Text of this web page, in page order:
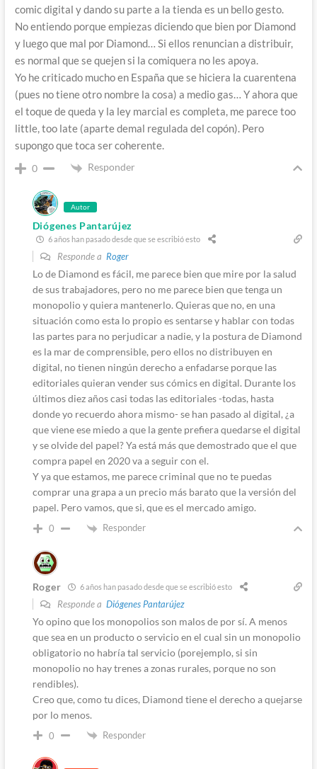
comic digital y dando su parte a la tienda es un bello gesto.
No entiendo porque empiezas diciendo que bien por Diamond
y luego que mal por Diamond… Si ellos renuncian a distribuir,
es normal que se quejen si la comiquera no les apoya.
Yo he criticado mucho en España que se hiciera la cuarentena
(pues no tiene otro nombre la cosa) a medio gas… Y ahora que
el toque de queda y la ley marcial es completa, me parece too
little, too late (aparte demal regulada del copón). Pero
supongo que toca ser coherente.
0 Responder
Autor
Diógenes Pantarújez
6 años han pasado desde que se escribió esto
Responde a Roger
Lo de Diamond es fácil, me parece bien que mire por la salud
de sus trabajadores, pero no me parece bien que tenga un
monopolio y quiera mantenerlo. Quieras que no, en una
situación como esta lo propio es sentarse y hablar con todas
las partes para no perjudicar a nadie, y la postura de Diamond
es la mar de comprensible, pero ellos no distribuyen en
digital, no tienen ningún derecho a enfadarse porque las
editoriales quieran vender sus cómics en digital. Durante los
últimos diez años casi todas las editoriales -todas, hasta
donde yo recuerdo ahora mismo- se han pasado al digital, ¿a
que viene ese miedo a que la gente prefiera quedarse el digital
y se olvide del papel? Ya está más que demostrado que el que
compra papel en 2020 va a seguir con el.
Y ya que estamos, me parece criminal que no te puedas
comprar una grapa a un precio más barato que la versión del
papel. Pero vamos, que si, que es el mercado amigo.
0 Responder
Roger 6 años han pasado desde que se escribió esto
Responde a Diógenes Pantarújez
Yo opino que los monopolios son malos de por sí. A menos
que sea en un producto o servicio en el cual sin un monopolio
obligatorio no habría tal servicio (porejemplo, si sin
monopolio no hay trenes a zonas rurales, porque no son
rendibles).
Creo que, como tu dices, Diamond tiene el derecho a quejarse
por lo menos.
0 Responder